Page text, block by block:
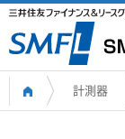
計測器